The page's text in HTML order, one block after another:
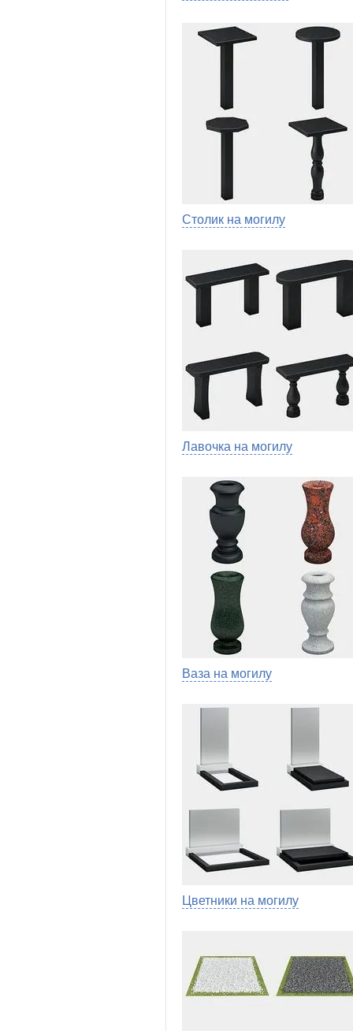
Столик на могилу
Лавочка на могилу
Ваза на могилу
Цветники на могилу